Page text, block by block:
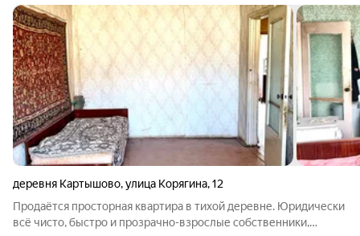
деревня Картышово,улица Корягина,12
Продаётся просторная квартира в тихой деревне. Юридически
всё чисто, быстро и прозрачно-взрослые собственники,